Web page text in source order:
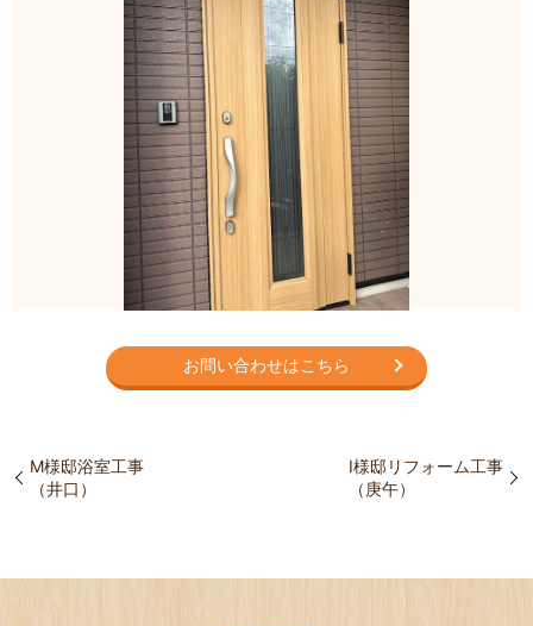
お問い合わせはこちら
M様邸浴室工事
（井口）
I様邸リフォーム工事
（庚午）